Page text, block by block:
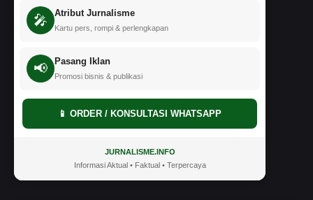
🎤 Atribut Jurnalisme
Kartu pers, rompi & perlengkapan
📢 Pasang Iklan
Promosi bisnis & publikasi
📱 ORDER / KONSULTASI WHATSAPP
JURNALISME.INFO
Informasi Aktual • Faktual • Terpercaya